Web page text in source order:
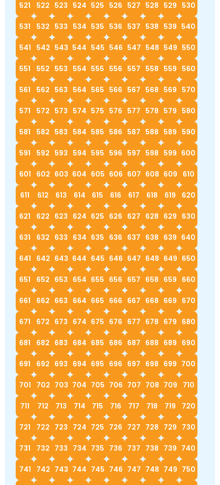
521 522 523 524 525 526 527 528 529 530
531 532 533 534 535 536 537 538 539 540
541 542 543 544 545 546 547 548 549 550
551 552 553 554 555 556 557 558 559 560
561 562 563 564 565 566 567 568 569 570
571 572 573 574 575 576 577 578 579 580
581 582 583 584 585 586 587 588 589 590
591 592 593 594 595 596 597 598 599 600
601 602 603 604 605 606 607 608 609 610
611 612 613 614 615 616 617 618 619 620
621 622 623 624 625 626 627 628 629 630
631 632 633 634 635 636 637 638 639 640
641 642 643 644 645 646 647 648 649 650
651 652 653 654 655 656 657 658 659 660
661 662 663 664 665 666 667 668 669 670
671 672 673 674 675 676 677 678 679 680
681 682 683 684 685 686 687 688 689 690
691 692 693 694 695 696 697 698 699 700
701 702 703 704 705 706 707 708 709 710
711 712 713 714 715 716 717 718 719 720
721 722 723 724 725 726 727 728 729 730
731 732 733 734 735 736 737 738 739 740
741 742 743 744 745 746 747 748 749 750